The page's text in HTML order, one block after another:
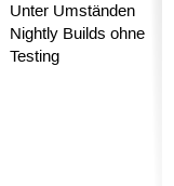
Unter Umständen
Nightly Builds ohne
Testing